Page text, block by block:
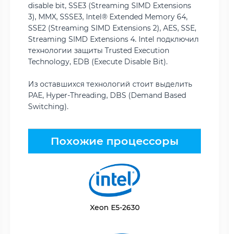
disable bit, SSE3 (Streaming SIMD Extensions
3), MMX, SSSE3, Intel® Extended Memory 64,
SSE2 (Streaming SIMD Extensions 2), AES, SSE,
Streaming SIMD Extensions 4. Intel подключил
технологии защиты Trusted Execution
Technology, EDB (Execute Disable Bit).
Из оставшихся технологий стоит выделить
PAE, Hyper-Threading, DBS (Demand Based
Switching).
Похожие процессоры
Xeon E5-2630